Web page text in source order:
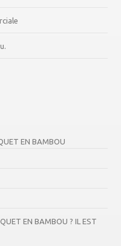
EN BAMBOU
EN BAMBOU ? IL EST